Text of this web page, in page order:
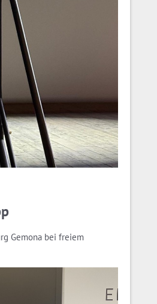
Gemona bei freiem